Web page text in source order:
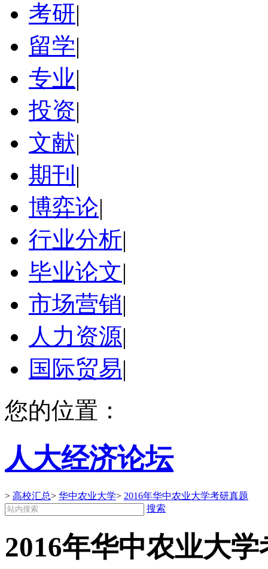
考研|
留学|
专业|
投资|
文献|
期刊 |
博弈论|
行业分析|
毕业论文|
市场营销|
人力资源|
国际贸易|
您的位置：
人大经济论坛
> 高校汇总> 华中农业大学> 2016年华中农业大学考研真题
搜索
2016年华中农业大